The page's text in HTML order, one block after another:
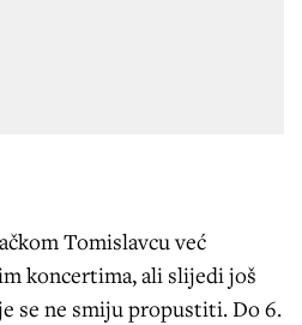
Tomislavcu već
koncertima, ali slijedi još
se ne smiju propustiti. Do 6.